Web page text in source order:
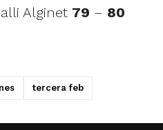
Alginet 79 – 80
tercera feb